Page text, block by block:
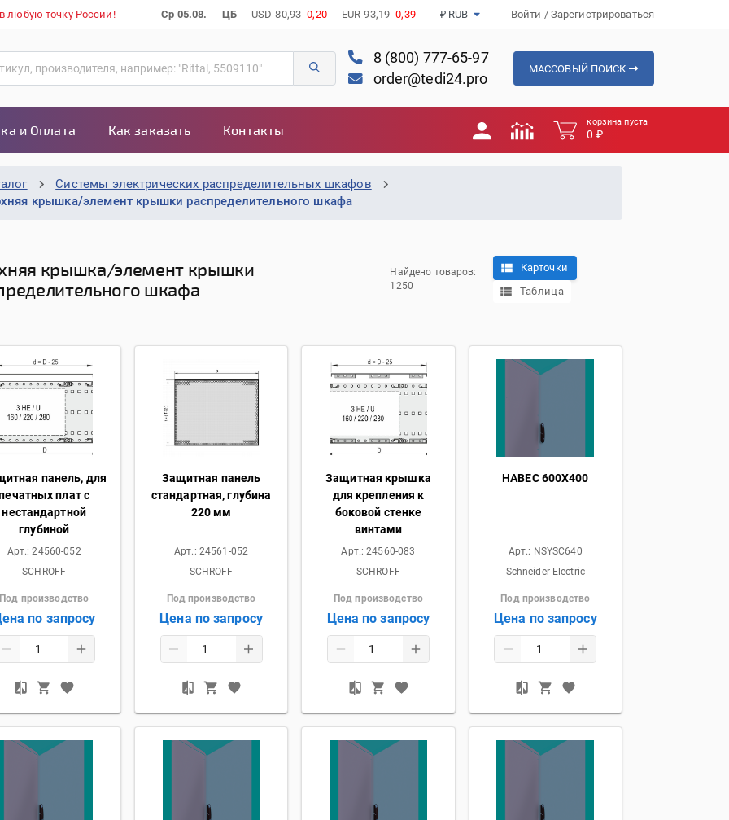
любую точку России! Ср 05.08. ЦБ USD 80,93 -0,20 EUR 93,19 -0,39 ₽ RUB Войти / Зарегистрироваться
8 (800) 777-65-97
order@tedi24.pro
МАССОВЫЙ ПОИСК
и Оплата Как заказать Контакты
корзина пуста
0 ₽
Системы электрических распределительных шкафов
крышка/элемент крышки распределительного шкафа
крышка/элемент крышки
шкафа
Найдено товаров:
1250
Карточки
Таблица
панель, для
плат с
нестандартной
глубиной
Арт.:24560-052
SCHROFF
Под производство
по запросу
Защитная панель
стандартная, глубина
220 мм
Арт.: 24561-052
SCHROFF
Под производство
Цена по запросу
Защитная крышка
для крепления к
боковой стенке
винтами
Арт.:24560-083
SCHROFF
Под производство
Цена по запросу
НАВЕС 600X400
Арт.: NSYSC640
Schneider Electric
Под производство
Цена по запросу